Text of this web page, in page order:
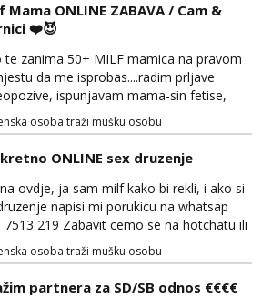
Mama ONLINE ZABAVA / Cam &
❤️😈
te zanima 50+ MILF mamica na pravom
da me isprobas....radim prljave
ispunjavam mama-sin fetise,
hotchat, saljem ti svoje gole
i videe ako zelis, a mozes i dobiti gacice
ako me zamolis... 🔥🫦 NE RADIM
se na wapp 091 548 3275,
te ceka da ispunim sve tvoje zelje 😽
osoba traži mušku osobu
ONLINE sex druzenje
ovdje, ja sam milf kako bi rekli, i ako si
napisi mi porukicu na whatsap
7513 219 Zabavit cemo se na hotchatu ili
a saljem i gacice i gole slikice :)
osoba traži mušku osobu
partnera za SD/SB odnos €€€€